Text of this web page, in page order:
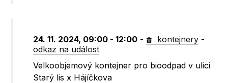
24. 11. 2024, 09:00 - 12:00 - kontejnery -
odkaz na událost
Velkoobjemový kontejner pro bioodpad v ulici
Starý lis x Hájíčkova